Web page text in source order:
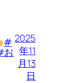
#
お
2025
年11
月13
日